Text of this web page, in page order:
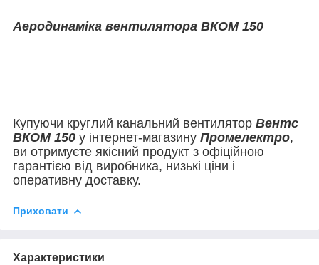
Аеродинаміка вентилятора ВКОМ 150
Купуючи круглий канальний вентилятор Вентс
ВКОМ 150 у інтернет-магазину Промелектро,
ви отримуєте якісний продукт з офіційною
гарантією від виробника, низькі ціни і
оперативну доставку.
Приховати
Характеристики